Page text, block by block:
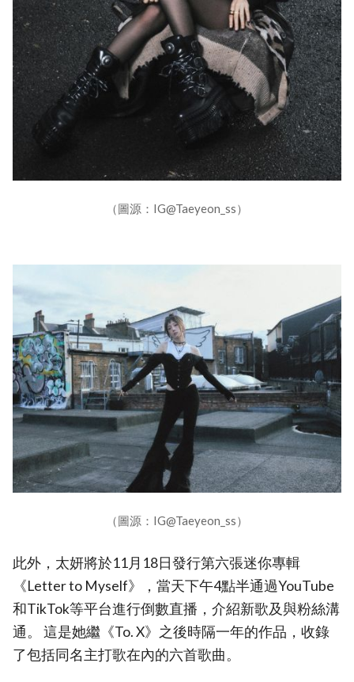
（圖源：IG@Taeyeon_ss）
（圖源：IG@Taeyeon_ss）
此外，太妍將於11月18日發行第六張迷你專輯
《Letter to Myself》，當天下午4點半通過YouTube
和TikTok等平台進行倒數直播，介紹新歌及與粉絲溝
通。 這是她繼《To. X》之後時隔一年的作品，收錄
了包括同名主打歌在內的六首歌曲。